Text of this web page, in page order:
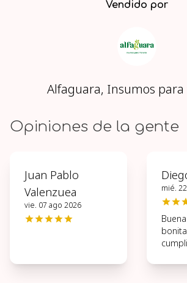
Vendido por
Alfaguara, Insumos
Opiniones de la gente
Juan Pablo
Valenzuea
vie. 07 ago 2026
mié.